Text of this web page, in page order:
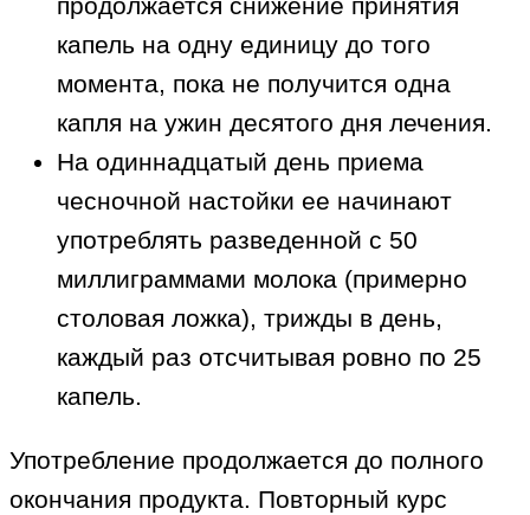
продолжается снижение принятия
капель на одну единицу до того
момента, пока не получится одна
капля на ужин десятого дня лечения.
На одиннадцатый день приема
чесночной настойки ее начинают
употреблять разведенной с 50
миллиграммами молока (примерно
столовая ложка), трижды в день,
каждый раз отсчитывая ровно по 25
капель.
Употребление продолжается до полного
окончания продукта. Повторный курс